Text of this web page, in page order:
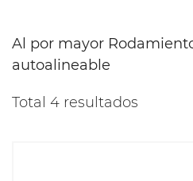
Al por mayor
autoalineable
Total 4 resultados